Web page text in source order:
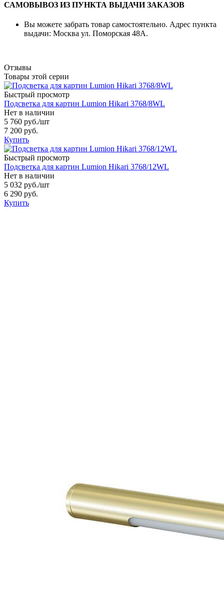
САМОВЫВОЗ ИЗ ПУНКТА ВЫДАЧИ ЗАКАЗОВ
Вы можете забрать товар самостоятельно. Адрес пункта
выдачи: Москва ул. Поморская 48А.
Отзывы
Товары этой серии
Быстрый просмотр
Подсветка для картин Lumion Hikari 3768/8WL
Нет в наличии
5 760 руб./шт
7 200 руб.
Купить
Быстрый просмотр
Подсветка для картин Lumion Hikari 3768/12WL
Нет в наличии
5 032 руб./шт
6 290 руб.
Купить